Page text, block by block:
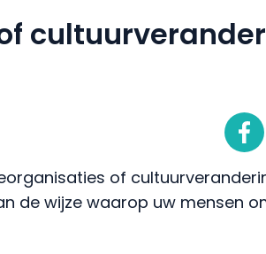
of
de wijze waarop uw mensen